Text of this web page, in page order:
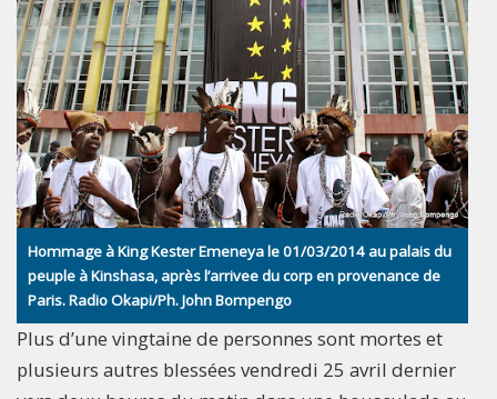
Hommage à King Kester Emeneya le 01/03/2014 au palais du
peuple à Kinshasa, après l’arrivee du corp en provenance de
Paris. Radio Okapi/Ph. John Bompengo
Plus d’une vingtaine de personnes sont mortes et
plusieurs autres blessées vendredi 25 avril dernier